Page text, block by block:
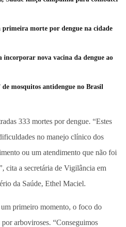
morte por dengue na cidade
incorporar nova vacina da dengue ao
mosquitos antidengue no Brasil
333 mortes por dengue. “Estes
no manejo clínico dos
ou um atendimento que não foi
cita a secretária de Vigilância em
da Saúde, Ethel Maciel.
um primeiro momento, o foco do
arboviroses. “Conseguimos